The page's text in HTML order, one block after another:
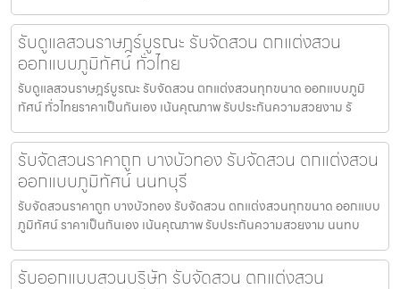
รับดูแลสวนราษฎร์บูรณะ รับจัดสวน ตกแต่งสวน
ออกแบบภูมิทัศน์ ทั่วไทย
รับดูแลสวนราษฎร์บูรณะ รับจัดสวน ตกแต่งสวนทุกขนาด ออกแบบภูมิ
ทัศน์ ทั่วไทยราคาเป็นกันเอง เน้นคุณภาพ รับประกันความสวยงาม รั
รับจัดสวนราคาถูก บางบัวทอง รับจัดสวน ตกแต่งสวน
ออกแบบภูมิทัศน์ นนทบุรี
รับจัดสวนราคาถูก บางบัวทอง รับจัดสวน ตกแต่งสวนทุกขนาด ออกแบบ
ภูมิทัศน์ ราคาเป็นกันเอง เน้นคุณภาพ รับประกันความสวยงาม นนทบ
รับออกแบบสวนบริษัท รับจัดสวน ตกแต่งสวน